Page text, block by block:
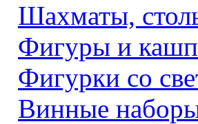
Шахматы,
Фигуры и
Фигурки со
Винные